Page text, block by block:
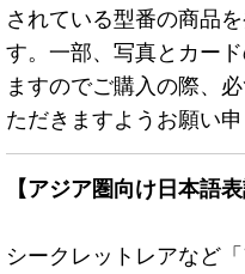
されている型番の商品
す。一部、写真とカー
ますのでご購入の際、
ただきますようお願い申
【アジア圏向け日本語
シークレットレアなど